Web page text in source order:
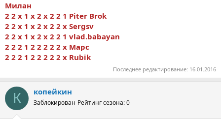
Милан
2 2 х 1 х 2 х 2 2 1 Piter Brok
2 2 х 1 х 2 х 2 2 х Sergsv
2 2 х 1 х 2 х 2 2 1 vlad.babayan
2 2 2 1 2 2 2 2 2 х Марс
2 2 2 1 2 2 2 2 2 х Rubik
Последнее редактирование: 16.01.2016
К копейкин
Заблокирован Рейтинг сезона: 0